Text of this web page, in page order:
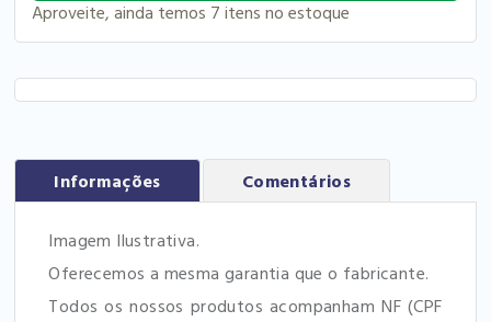
Aproveite, ainda temos 7 itens no estoque
Informações Comentários
Imagem Ilustrativa.
Oferecemos a mesma garantia que o fabricante.
Todos os nossos produtos acompanham NF (CPF